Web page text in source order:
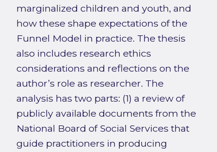
marginalized children and youth, and
how these shape expectations of the
Funnel Model in practice. The thesis
also includes research ethics
considerations and reflections on the
author’s role as researcher. The
analysis has two parts: (1) a review of
publicly available documents from the
National Board of Social Services that
guide practitioners in producing